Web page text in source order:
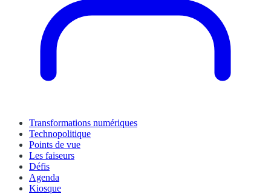
Transformations numériques
Technopolitique
Points de vue
Les faiseurs
Défis
Agenda
Kiosque